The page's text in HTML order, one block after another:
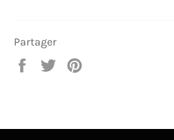
Partager
PartagerTweeter